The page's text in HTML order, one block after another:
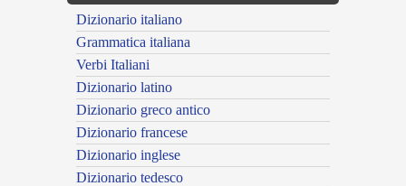
Dizionario italiano
Grammatica italiana
Verbi Italiani
Dizionario latino
Dizionario greco antico
Dizionario francese
Dizionario inglese
Dizionario tedesco